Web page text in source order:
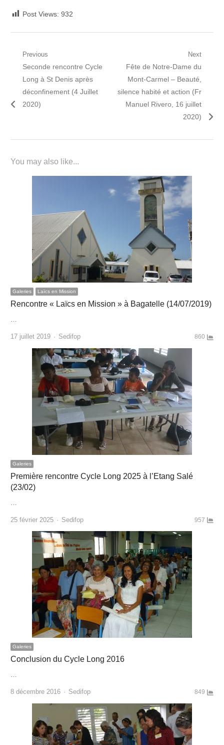
Post Views: 932
Navigation
l’article
Previous
Previous
post:
Seconde rencontre Cycle
Long à St Denis après
déconfinement (4 Juillet
2020)
Next
Next
post:
Fête de Notre-Dame du
Mont-Carmel – Beauté,
silence habité et action (Fr
Manuel Rivero, 16 juillet
2020)
You may also like...
Galeries Laïcs en Mission
Rencontre « Laïcs en Mission » à Bagatelle (14/07/2019)
17 juillet 2019 Author
Sedifop 860
Galeries
Première rencontre Cycle Long 2025 à l’Etang Salé
(23/02)
25 février 2025 Author
Sedifop 957
Galeries
Conclusion du Cycle Long 2016
…
8 décembre 2016 Author
Sedifop 849